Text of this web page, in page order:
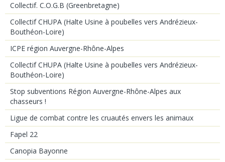
Collectif. C.O.G.B (Greenbretagne)
Collectif CHUPA (Halte Usine à poubelles vers Andrézieux-
Bouthéon-Loire)
ICPE région Auvergne-Rhône-Alpes
Collectif CHUPA (Halte Usine à poubelles vers Andrézieux-
Bouthéon-Loire)
Stop subventions Région Auvergne-Rhône-Alpes aux
chasseurs !
Ligue de combat contre les cruautés envers les animaux
Fapel 22
Canopia Bayonne